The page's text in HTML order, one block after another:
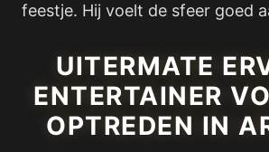
feestje. Hij voelt de sfeer goed
UITERMATE
ENTERTAINER
OPTREDEN IN